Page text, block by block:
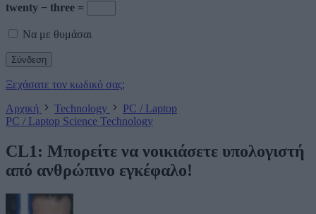
twenty − three =
Να με θυμάσαι
Ξεχάσατε τον κωδικό σας;
Αρχική
Technology
PC / Laptop
PC / Laptop Science Technology
CL1: Μπορείτε να νοικιάσετε υπολογιστή
από ανθρώπινο εγκέφαλο!